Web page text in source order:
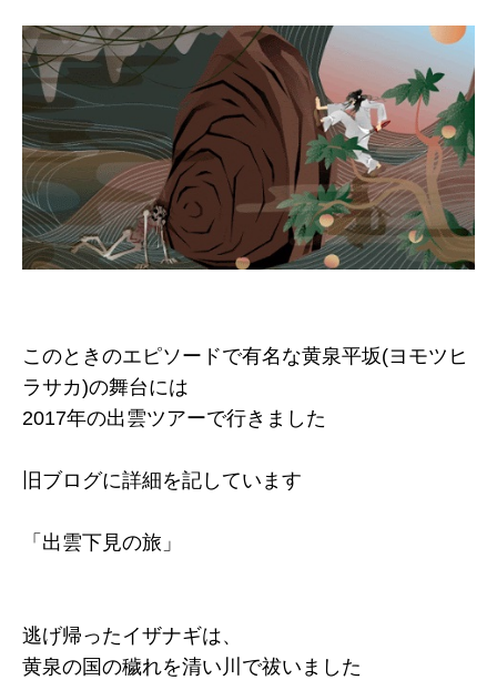
このときのエピソードで有名な黄泉平坂(ヨモツヒ
ラサカ)の舞台には
2017年の出雲ツアーで行きました
旧ブログに詳細を記しています
「出雲下見の旅」
逃げ帰ったイザナギは、
黄泉の国の穢れを清い川で祓いました